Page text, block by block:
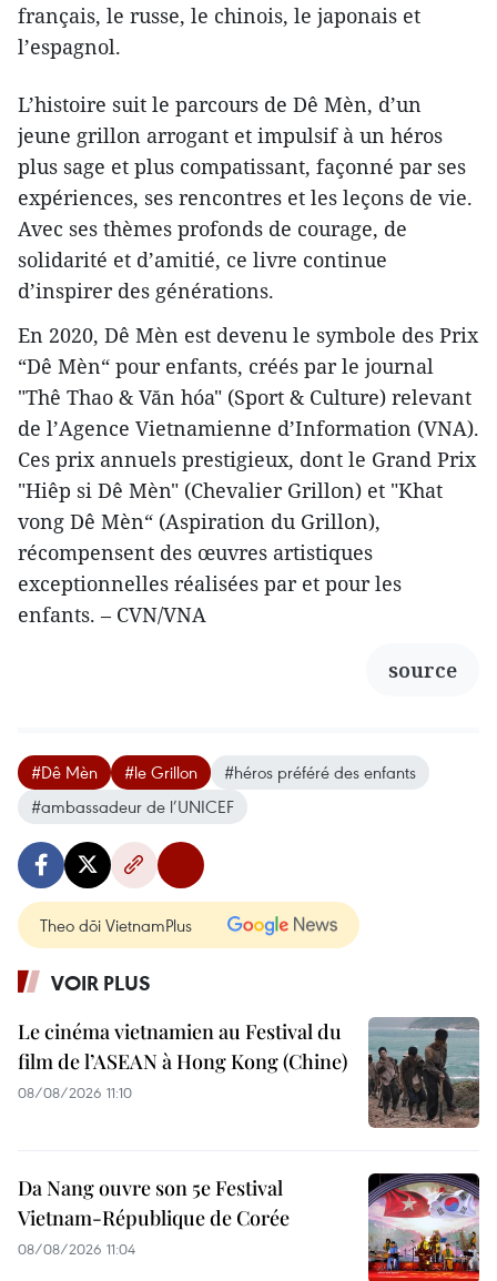
français, le russe, le chinois, le japonais et
l’espagnol.
L’histoire suit le parcours de Dê Mèn, d’un
jeune grillon arrogant et impulsif à un héros
plus sage et plus compatissant, façonné par ses
expériences, ses rencontres et les leçons de vie.
Avec ses thèmes profonds de courage, de
solidarité et d’amitié, ce livre continue
d’inspirer des générations.
En 2020, Dê Mèn est devenu le symbole des Prix
“Dê Mèn“ pour enfants, créés par le journal
"Thê Thao & Văn hóa" (Sport & Culture) relevant
de l’Agence Vietnamienne d’Information (VNA).
Ces prix annuels prestigieux, dont le Grand Prix
"Hiêp si Dê Mèn" (Chevalier Grillon) et "Khat
vong Dê Mèn“ (Aspiration du Grillon),
récompensent des œuvres artistiques
exceptionnelles réalisées par et pour les
enfants. – CVN/VNA
source
#Dê Mèn #le Grillon
#héros préféré des enfants
#ambassadeur de l’UNICEF
Theo dõi VietnamPlus
VOIR PLUS
Le cinéma vietnamien au Festival du
film de l’ASEAN à Hong Kong (Chine)
08/08/2026 11:10
Da Nang ouvre son 5e Festival
Vietnam-République de Corée
08/08/2026 11:04